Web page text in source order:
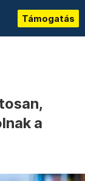
Támogatás
a